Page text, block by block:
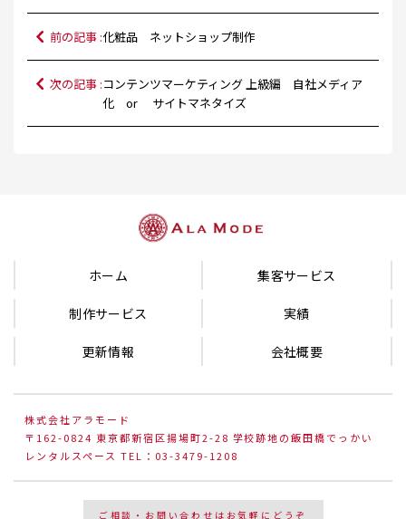
前の記事 :化粧品 ネットショップ制作
次の記事 :コンテンツマーケティング 上級編 自社メディア
化 or サイトマネタイズ
ホーム 集客サービス
制作サービス 実績
更新情報 会社概要
株式会社アラモード
〒162-0824 東京都新宿区揚場町2-28 学校跡地の飯田橋でっかい
レンタルスペース TEL：03-3479-1208
ご相談・お問い合わせはお気軽にどうぞ